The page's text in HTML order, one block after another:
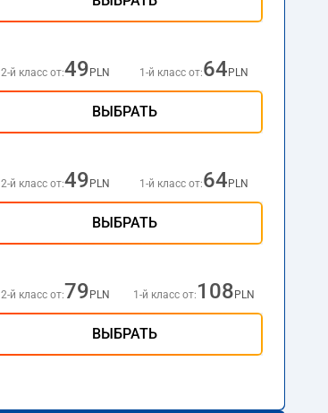
2-й класс от:49 PLN 1-й класс от:64 PLN
ВЫБРАТЬ
2-й класс от:49 PLN 1-й класс от:64 PLN
ВЫБРАТЬ
2-й класс от:79 PLN 1-й класс от: 108 PLN
ВЫБРАТЬ